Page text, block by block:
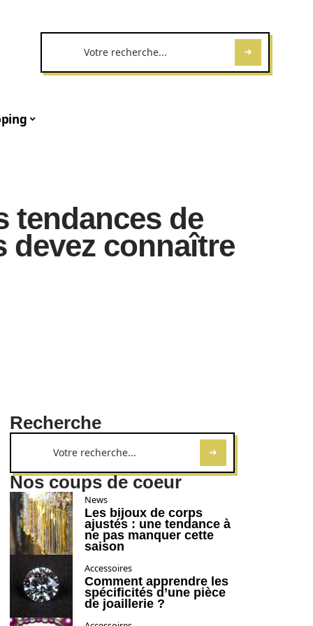
tendances de
devez connaître
Recherche
Nos coups de coeur
News
Les bijoux de corps
ajustés : une tendance à
ne pas manquer cette
saison
Accessoires
Comment apprendre les
spécificités d’une pièce
de joaillerie ?